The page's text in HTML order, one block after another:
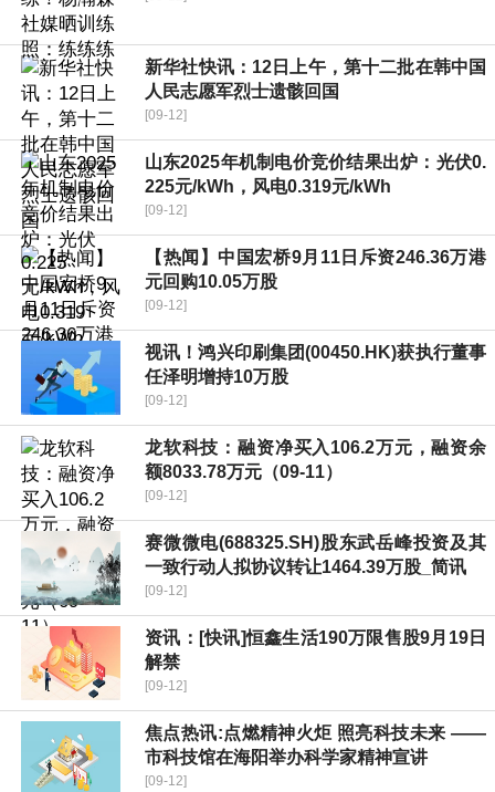
新华社快讯：12日上午，第十二批在韩中国
人民志愿军烈士遗骸回国
[09-12]
山东2025年机制电价竞价结果出炉：光伏0.
225元/kWh，风电0.319元/kWh
[09-12]
【热闻】中国宏桥9月11日斥资246.36万港
元回购10.05万股
[09-12]
视讯！鸿兴印刷集团(00450.HK)获执行董事
任泽明增持10万股
[09-12]
龙软科技：融资净买入106.2万元，融资余
额8033.78万元（09-11）
[09-12]
赛微微电(688325.SH)股东武岳峰投资及其
一致行动人拟协议转让1464.39万股_简讯
[09-12]
资讯：[快讯]恒鑫生活190万限售股9月19日
解禁
[09-12]
焦点热讯:点燃精神火炬 照亮科技未来 ——
市科技馆在海阳举办科学家精神宣讲
[09-12]